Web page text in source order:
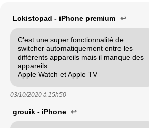
Lokistopad - iPhone premium ↩
C’est une super fonctionnalité de
switcher automatiquement entre les
différents appareils mais il manque des
appareils :
Apple Watch et Apple TV
03/10/2020 à 15h50
grouik - iPhone ↩